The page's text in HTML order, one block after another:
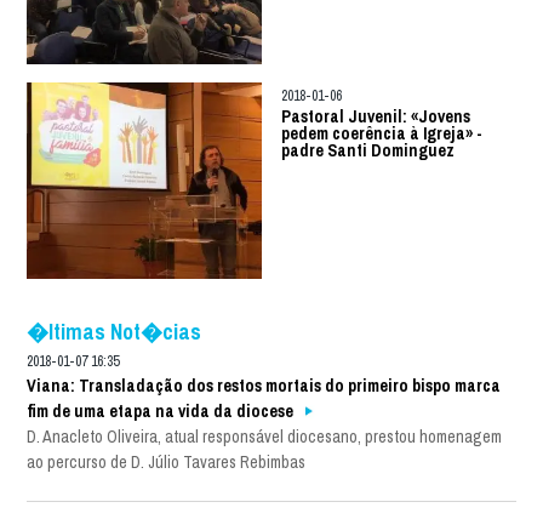
2018-01-06
Pastoral Juvenil: «Jovens
pedem coerência à Igreja» -
padre Santi Dominguez
�ltimas Not�cias
2018-01-07 16:35
Viana: Transladação dos restos mortais do primeiro bispo marca
fim de uma etapa na vida da diocese
D. Anacleto Oliveira, atual responsável diocesano, prestou homenagem
ao percurso de D. Júlio Tavares Rebimbas